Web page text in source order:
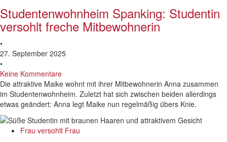
Studentenwohnheim Spanking: Studentin
versohlt freche Mitbewohnerin
•
27. September 2025
•
Keine Kommentare
Die attraktive Maike wohnt mit ihrer Mitbewohnerin Anna zusammen
im Studentenwohnheim. Zuletzt hat sich zwischen beiden allerdings
etwas geändert: Anna legt Maike nun regelmäßig übers Knie.
Frau versohlt Frau